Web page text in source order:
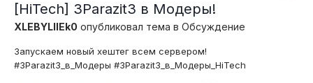
[HiTech] 3Parazit3 в Модеры!
XLEBYLIIEk0 опубликовал тема в Обсуждение
Запускаем новый хештег всем сервером!
#3Parazit3_в_Модеры #3Parazit3_в_Модеры_HiTech